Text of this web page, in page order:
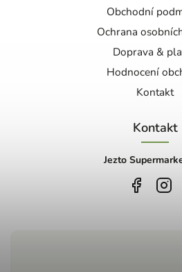
Obchodní
Ochrana
Doprava &
Hodnocení
Kontakt
Kontakt
Jezto